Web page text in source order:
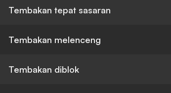
Tembakan tepat sasaran
Tembakan melenceng
Tembakan diblok